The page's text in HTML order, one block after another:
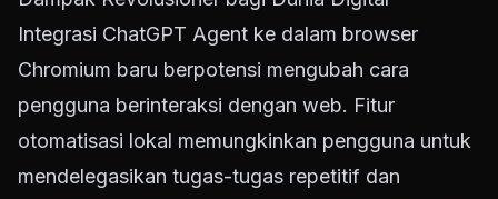
Integrasi ChatGPT Agent ke dalam browser
Chromium baru berpotensi mengubah cara
pengguna berinteraksi dengan web. Fitur
otomatisasi lokal memungkinkan pengguna untuk
mendelegasikan tugas-tugas repetitif dan